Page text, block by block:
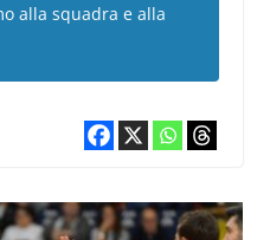
alla squadra e alla